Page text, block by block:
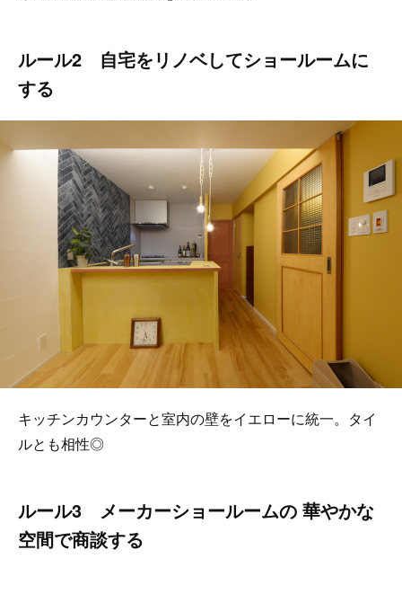
ルール2 自宅をリノベしてショールームに
する
キッチンカウンターと室内の壁をイエローに統一。タイ
ルとも相性◎
ルール3 メーカーショールームの 華やかな
空間で商談する